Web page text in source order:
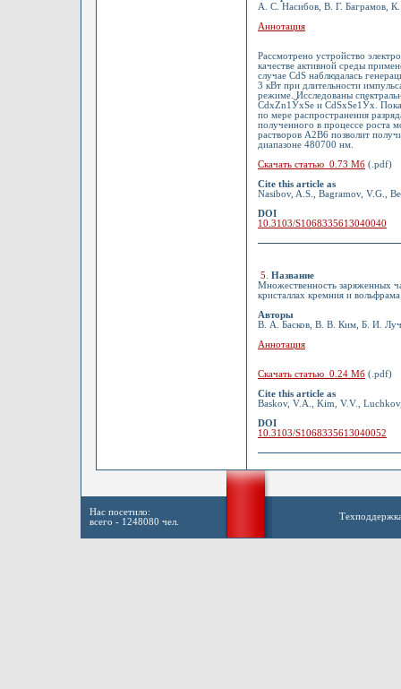
А. С. Насибов, В. Г. Баграмов,
Аннотация
Рассмотрено устройство
качестве активной среды
случае CdS наблюдалась
3 кВт при длительности
режиме. Исследованы
СdxZn1ЎxSe и СdSxSe1Ўx.
по мере распространения
полученного в процессе роста
растворов A2B6 позволит
диапазоне 480700 нм.
Скачать статью 0.73 Мб (.pdf)
Cite this article as
Nasibov, A.S., Bagramov, V.G.,
DOI
10.3103/S1068335613040040
5
Название
Множественность заряженных
кристаллах кремния и вольфрама
Авторы
В. А. Басков, В. В. Ким, Б. И.
Аннотация
Скачать статью 0.24 Мб (.pdf)
Cite this article as
Baskov, V.A., Kim, V.V.,
DOI
10.3103/S1068335613040052
Нас посетило:
всего - 1248080 чел.